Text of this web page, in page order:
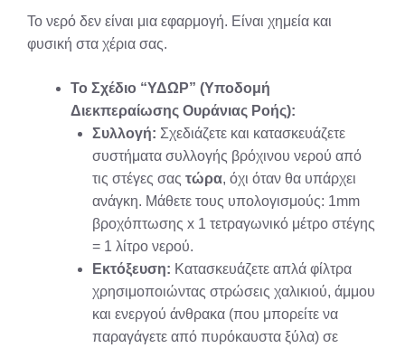
Το νερό δεν είναι μια εφαρμογή. Είναι χημεία και
φυσική στα χέρια σας.
Το Σχέδιο “ΥΔΩΡ” (Υποδομή
Διεκπεραίωσης Ουράνιας Ροής):
Συλλογή: Σχεδιάζετε και κατασκευάζετε
συστήματα συλλογής βρόχινου νερού από
τις στέγες σας τώρα, όχι όταν θα υπάρχει
ανάγκη. Μάθετε τους υπολογισμούς: 1mm
βροχόπτωσης x 1 τετραγωνικό μέτρο στέγης
= 1 λίτρο νερού.
Εκτόξευση: Κατασκευάζετε απλά φίλτρα
χρησιμοποιώντας στρώσεις χαλικιού, άμμου
και ενεργού άνθρακα (που μπορείτε να
παραγάγετε από πυρόκαυστα ξύλα) σε